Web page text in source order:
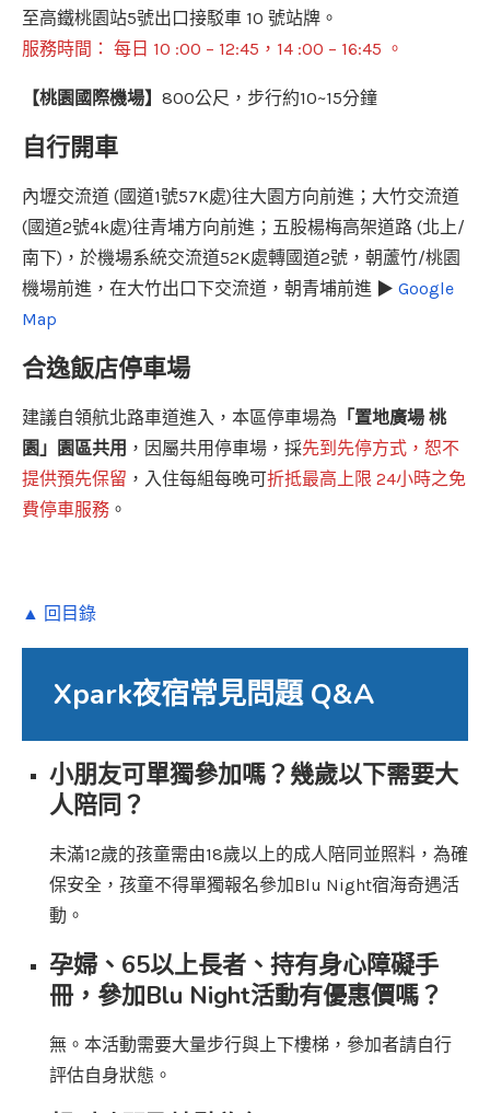
至高鐵桃園站5號出口接駁車 10 號站牌。
服務時間： 每日 10 :00 – 12:45，14 :00 – 16:45 。
【桃園國際機場】 800公尺，步行約10~15分鐘
自行開車
內壢交流道 (國道1號57K處)往大園方向前進；大竹交流道
(國道2號4k處)往青埔方向前進；五股楊梅高架道路 (北上/
南下)，於機場系統交流道52K處轉國道2號，朝蘆竹/桃園
機場前進，在大竹出口下交流道，朝青埔前進 ▶ Google
Map
合逸飯店停車場
建議自領航北路車道進入，本區停車場為 「置地廣場 桃
園」園區共用 ，因屬共用停車場，採先到先停方式，恕不
提供預先保留 ，入住每組每晚可折抵最高上限 24小時之免
費停車服務 。
▲ 回目錄
Xpark夜宿常見問題 Q&A
小朋友可單獨參加嗎？幾歲以下需要大
人陪同？
未滿12歲的孩童需由18歲以上的成人陪同並照料，為確
保安全，孩童不得單獨報名參加Blu Night宿海奇遇活
動。
孕婦、65以上長者、持有身心障礙手
冊，參加Blu Night活動有優惠價嗎？
無。本活動需要大量步行與上下樓梯，參加者請自行
評估自身狀態。